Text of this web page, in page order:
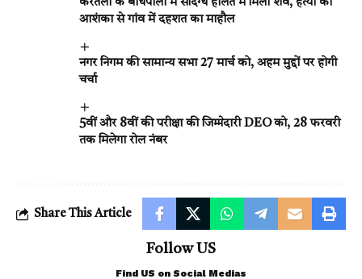
करतला के बांधपाली में संदिग्ध हालत में मिला शव, हत्या की
आशंका से गांव में दहशत का माहौल
नगर निगम की सामान्य सभा 27 मार्च को, अहम मुद्दों पर होगी
चर्चा
5वीं और 8वीं की परीक्षा की जिम्मेदारी DEO को, 28 फरवरी
तक मिलेगा रोल नंबर
Share This Article
Follow US
Find US on Social Medias